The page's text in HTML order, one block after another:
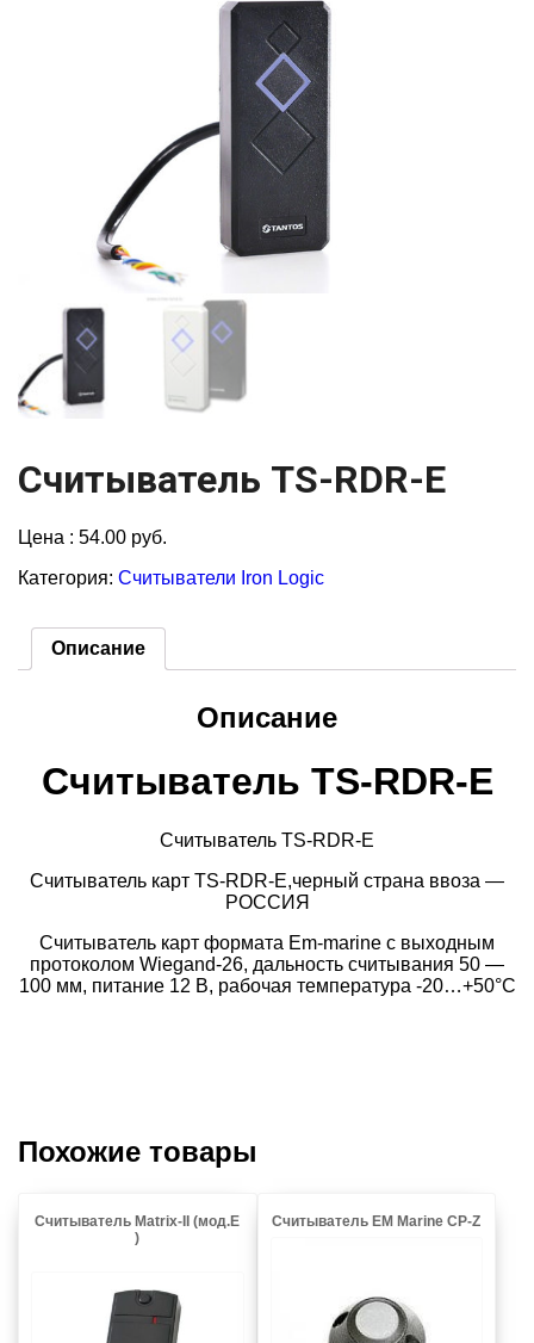
Считыватель TS-RDR-E
Цена : 54.00 руб.
Категория: Считыватели Iron Logic
Описание
Описание
Считыватель TS-RDR-E
Считыватель TS-RDR-E
Считыватель карт TS-RDR-E,черный страна ввоза —
РОССИЯ
Считыватель карт формата Em-marine с выходным
протоколом Wiegand-26, дальность считывания 50 —
100 мм, питание 12 В, рабочая температура -20…+50°С
Похожие товары
Считыватель Matrix-II (мод.E
)
Считыватель EM Marine CP-Z